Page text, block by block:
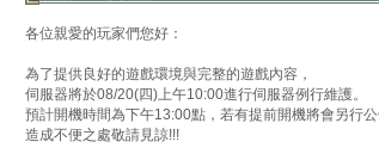
各位親愛的玩家們您好：
為了提供良好的遊戲環境與完整的遊戲內容，
伺服器將於08/20(四)上午10:00進行伺服器例行維護。
預計開機時間為下午13:00點，若有提前開機將會另行公
造成不便之處敬請見諒!!!